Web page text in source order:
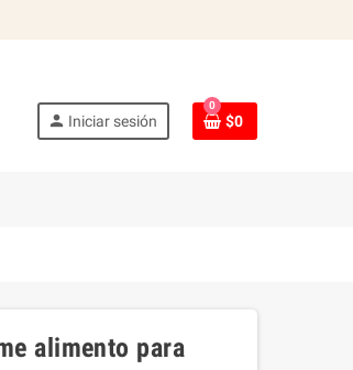
person Iniciar sesión
0
$0
alimento para